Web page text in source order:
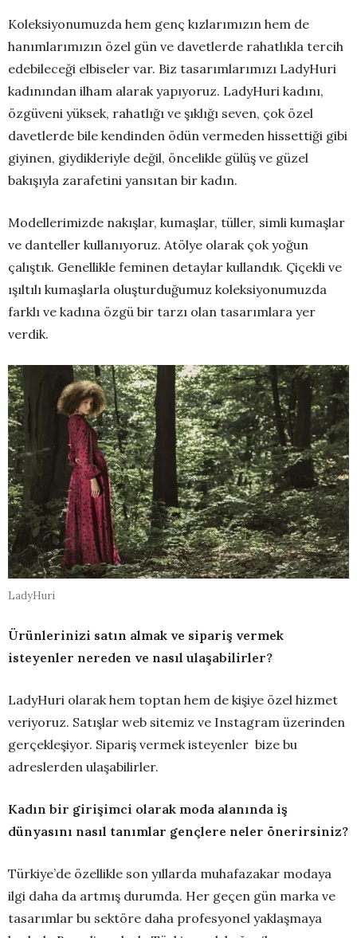
Koleksiyonumuzda hem genç kızlarımızın hem de
hanımlarımızın özel gün ve davetlerde rahatlıkla tercih
edebileceği elbiseler var. Biz tasarımlarımızı LadyHuri
kadınından ilham alarak yapıyoruz. LadyHuri kadını,
özgüveni yüksek, rahatlığı ve şıklığı seven, çok özel
davetlerde bile kendinden ödün vermeden hissettiği gibi
giyinen, giydikleriyle değil, öncelikle gülüş ve güzel
bakışıyla zarafetini yansıtan bir kadın.
Modellerimizde nakışlar, kumaşlar, tüller, simli kumaşlar
ve danteller kullanıyoruz. Atölye olarak çok yoğun
çalıştık. Genellikle feminen detaylar kullandık. Çiçekli ve
ışıltılı kumaşlarla oluşturduğumuz koleksiyonumuzda
farklı ve kadına özgü bir tarzı olan tasarımlara yer
verdik.
LadyHuri
Ürünlerinizi satın almak ve sipariş vermek
isteyenler nereden ve nasıl ulaşabilirler?
LadyHuri olarak hem toptan hem de kişiye özel hizmet
veriyoruz. Satışlar web sitemiz ve Instagram üzerinden
gerçekleşiyor. Sipariş vermek isteyenler bize bu
adreslerden ulaşabilirler.
Kadın bir girişimci olarak moda alanında iş
dünyasını nasıl tanımlar gençlere neler önerirsiniz?
Türkiye’de özellikle son yıllarda muhafazakar modaya
ilgi daha da artmış durumda. Her geçen gün marka ve
tasarımlar bu sektöre daha profesyonel yaklaşmaya